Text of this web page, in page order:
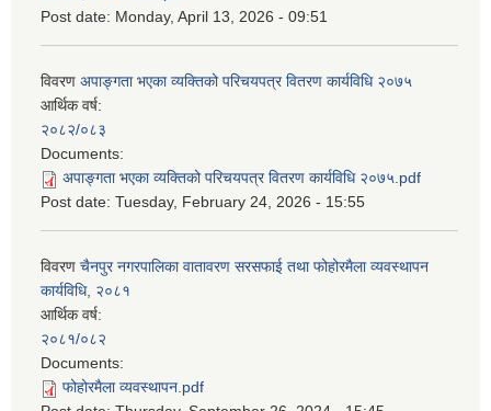
Post date: Monday, April 13, 2026 - 09:51
विवरण अपाङ्गता भएका व्यक्तिको परिचयपत्र वितरण कार्यविधि २०७५
आर्थिक वर्ष:
२०८२/०८३
Documents:
अपाङ्गता भएका व्यक्तिको परिचयपत्र वितरण कार्यविधि २०७५.pdf
Post date: Tuesday, February 24, 2026 - 15:55
विवरण चैनपुर नगरपालिका वातावरण सरसफाई तथा फोहोरमैला व्यवस्थापन
कार्यविधि, २०८१
आर्थिक वर्ष:
२०८१/०८२
Documents:
फोहोरमैला व्यवस्थापन.pdf